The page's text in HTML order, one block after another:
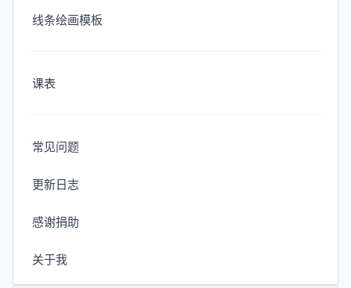
线条绘画模板
课表
常见问题
更新日志
感谢捐助
关于我